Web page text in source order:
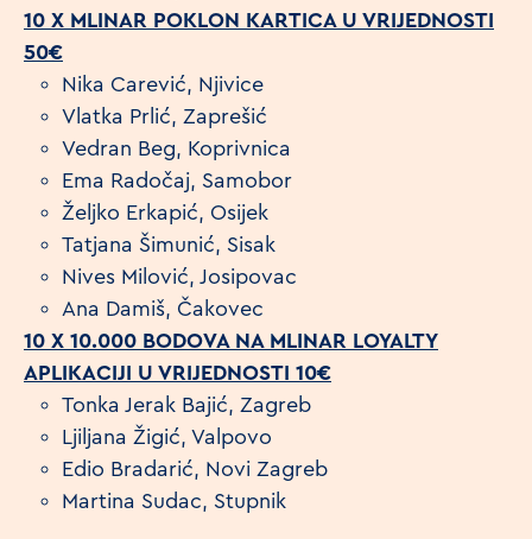
10 X MLINAR POKLON KARTICA U VRIJEDNOSTI
50€
Nika Carević, Njivice
Vlatka Prlić, Zaprešić
Vedran Beg, Koprivnica
Ema Radočaj, Samobor
Željko Erkapić, Osijek
Tatjana Šimunić, Sisak
Nives Milović, Josipovac
Ana Damiš, Čakovec
10 X 10.000 BODOVA NA MLINAR LOYALTY
APLIKACIJI U VRIJEDNOSTI 10€
Tonka Jerak Bajić, Zagreb
Ljiljana Žigić, Valpovo
Edio Bradarić, Novi Zagreb
Martina Sudac, Stupnik